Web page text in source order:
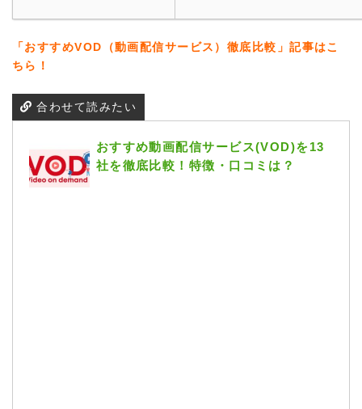
「おすすめVOD（動画配信サービス）徹底比較」記事はこ
ちら！
合わせて読みたい
おすすめ動画配信サービス(VOD)を13
社を徹底比較！特徴・口コミは？